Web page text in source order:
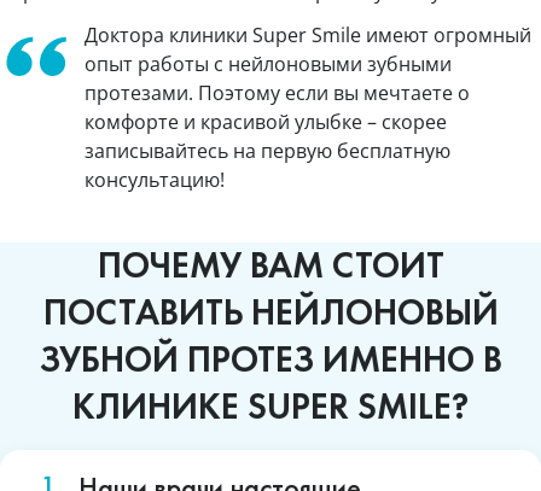
Доктора клиники Super Smile имеют огромный
опыт работы с нейлоновыми зубными
протезами. Поэтому если вы мечтаете о
комфорте и красивой улыбке – скорее
записывайтесь на первую бесплатную
консультацию!
ПОЧЕМУ ВАМ СТОИТ
ПОСТАВИТЬ НЕЙЛОНОВЫЙ
ЗУБНОЙ ПРОТЕЗ ИМЕННО В
КЛИНИКЕ SUPER SMILE?